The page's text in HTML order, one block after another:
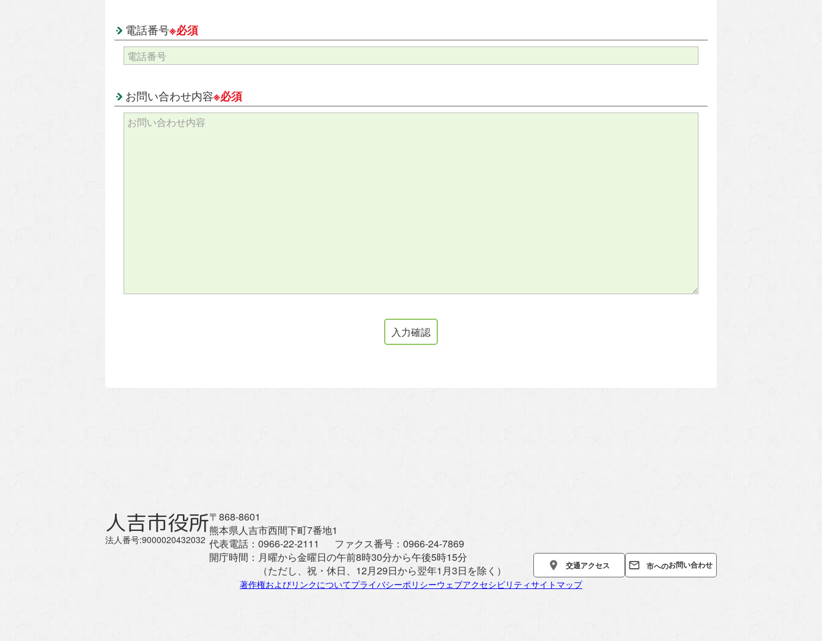
電話番号※必須
お問い合わせ内容※必須
人吉市役所
法人番号:9000020432032
〒868-8601
熊本県人吉市西間下町7番地1
代表電話： 0966-22-2111 ファクス番号： 0966-24-7869
開庁時間： 月曜から金曜日の午前8時30分から午後5時15分
（ただし、祝・休日、12月29日から翌年1月3日を除く）
交通アクセス 市へのお問い合わせ
著作権およびリンクについてプライバシーポリシーウェブアクセシビリティサイトマップ